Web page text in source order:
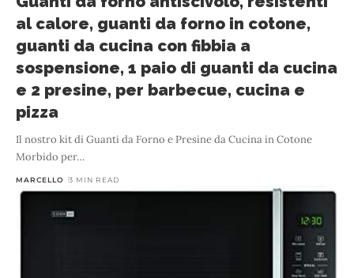
al calore, guanti da forno in cotone,
guanti da cucina con fibbia a
sospensione, 1 paio di guanti da cucina
e 2 presine, per barbecue, cucina e
pizza
Il nostro kit di Guanti da Forno e Presine da Cucina in Cotone
Morbido per…
MARCELLO 3 MIN READ